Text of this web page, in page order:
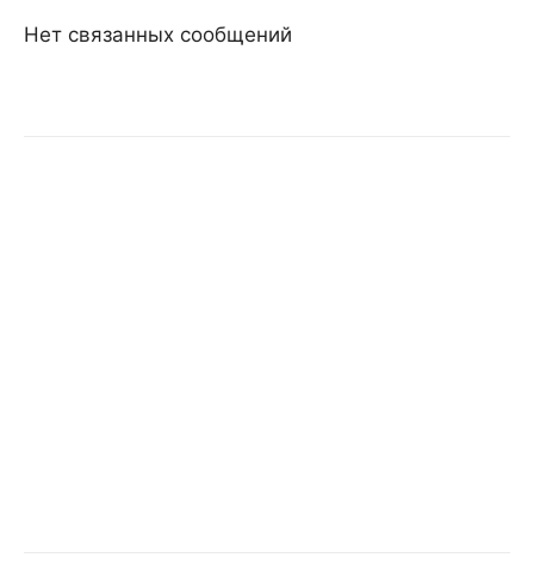
Нет связанных сообщений